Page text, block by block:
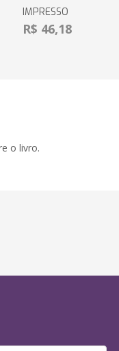
IMPRESSO
R$ 46,18
o livro.